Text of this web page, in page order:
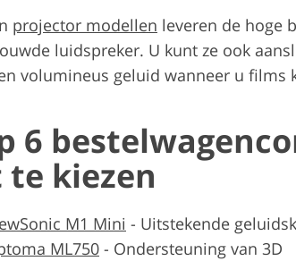
projector modellen leveren de hoge
luidspreker. U kunt ze ook
volumineus geluid wanneer u films
6
kiezen
M1 Mini - Uitstekende
ML750 - Ondersteuning van 3D